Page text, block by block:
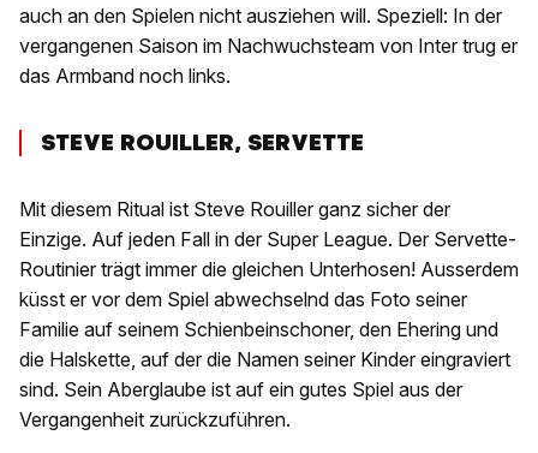
auch an den Spielen nicht ausziehen will. Speziell: In der
vergangenen Saison im Nachwuchsteam von Inter trug er
das Armband noch links.
STEVE ROUILLER, SERVETTE
Mit diesem Ritual ist Steve Rouiller ganz sicher der
Einzige. Auf jeden Fall in der Super League. Der Servette-
Routinier trägt immer die gleichen Unterhosen! Ausserdem
küsst er vor dem Spiel abwechselnd das Foto seiner
Familie auf seinem Schienbeinschoner, den Ehering und
die Halskette, auf der die Namen seiner Kinder eingraviert
sind. Sein Aberglaube ist auf ein gutes Spiel aus der
Vergangenheit zurückzuführen.